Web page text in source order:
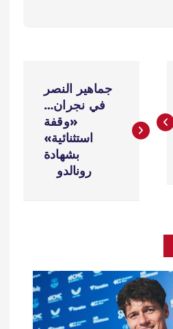
جماهير النصر
في نجران…
«وقفة
استثنائية»
بشهادة
رونالدو